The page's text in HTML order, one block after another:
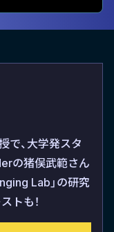
で、大学発スタ
の猪俣武範さん
Lab」の研究
トも！